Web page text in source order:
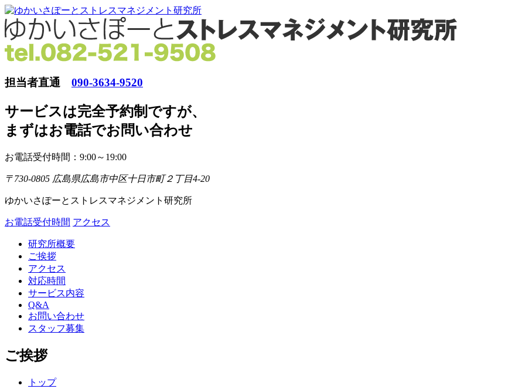
担当者直通 090-3634-9520
サービスは完全予約制ですが、
まずはお電話でお問い合わせ
お電話受付時間：9:00～19:00
〒730-0805 広島県広島市中区十日市町２丁目4-20
ゆかいさぽーとストレスマネジメント研究所
お電話受付時間 アクセス
研究所概要
ご挨拶
アクセス
対応時間
サービス内容
Q&A
お問い合わせ
スタッフ募集
ご挨拶
トップ